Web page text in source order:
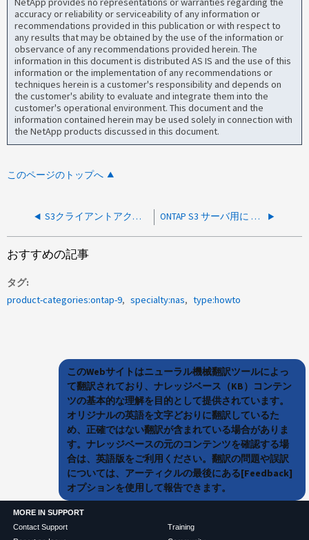
accuracy or reliability or serviceability of any information or
recommendations provided in this publication or with respect to
any results that may be obtained by the use of the information or
observance of any recommendations provided herein. The
information in this document is distributed AS IS and the use of this
information or the implementation of any recommendations or
techniques herein is a customer's responsibility and depends on
the customer's ability to evaluate and integrate them into the
customer's operational environment. This document and the
information contained herein may be used solely in connection with
the NetApp products discussed in this document.
このページのトップへ
S3クライアントアクセスの設定方法 ONTAP S3 サーバ用に S3cmd クライアント構成ファイルを作成する方法
おすすめの記事
タグ
product-categories:ontap-9
specialty:nas type:howto
このWebサイトはニューラル機械翻訳ツールによっ
て翻訳されており、ナレッジベース（KB）コンテン
ツの基本的な理解を目的として提供されています。
オリジナルの英語を文字どおりに翻訳しているた
め、正確ではない翻訳が含まれている場合がありま
す。ナレッジベースの元のコンテンツを確認する場
合は、英語版をご利用ください。翻訳の問題や誤訳
については、アーティクルの最後にある[Feedback]
オプションを使用して報告できます。
MORE IN SUPPORT
Contact Support
Training